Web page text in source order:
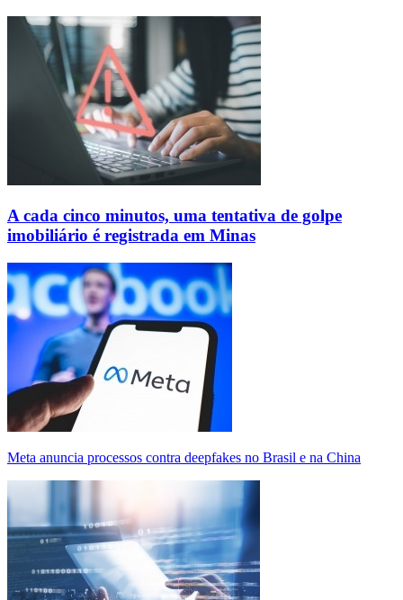
A cada cinco minutos, uma tentativa de golpe
imobiliário é registrada em Minas
Meta anuncia processos contra deepfakes no Brasil e na China